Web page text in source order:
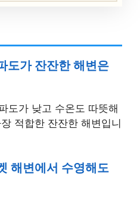
도가 잔잔한 해변은
도가 낮고 수온도 따뜻해
적합한 잔잔한 해변입니
해변에서 수영해도